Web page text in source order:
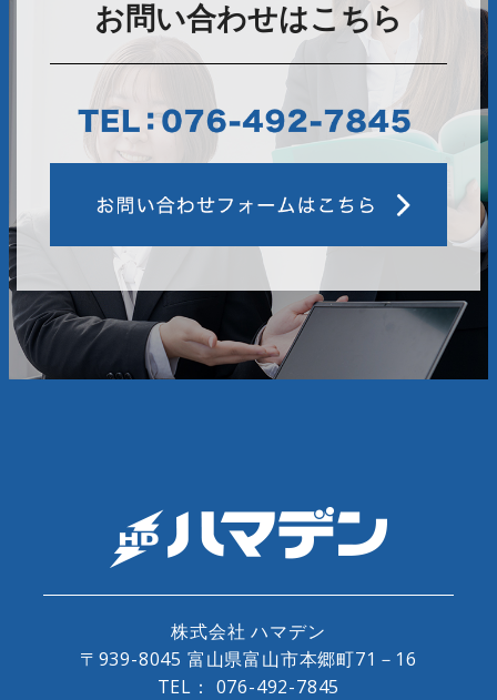
お問い合わせはこちら
株式会社 ハマデン
〒939-8045 富山県富山市本郷町71－16
TEL： 076-492-7845